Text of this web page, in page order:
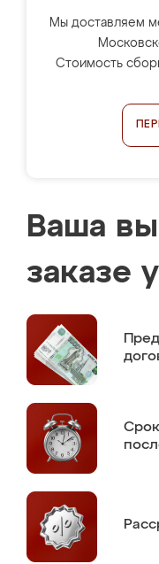
Мы доставляем
Стоимость
Ваша
заказе